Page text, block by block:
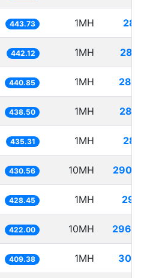
443.73 1MH
442.12 1MH
440.85 1MH
438.50 1MH
435.31 1MH
430.56 10MH
428.45 1MH
422.00 10MH
409.38 1MH